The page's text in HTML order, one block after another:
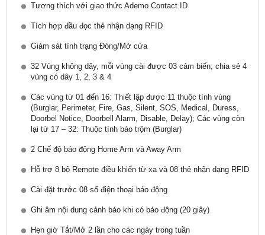
Tương thích với giao thức Ademo Contact ID
Tích hợp đầu đọc thẻ nhận dạng RFID
Giám sát tình trạng Đóng/Mở cửa
32 Vùng không dây, mỗi vùng cài được 03 cảm biến; chia sẻ 4
vùng có dây 1, 2, 3 & 4
Các vùng từ 01 đến 16: Thiết lập được 11 thuộc tính vùng
(Burglar, Perimeter, Fire, Gas, Silent, SOS, Medical, Duress,
Doorbel Notice, Doorbell Alarm, Disable, Delay); Các vùng còn
lại từ 17 – 32: Thuộc tính báo trộm (Burglar)
2 Chế độ báo động Home Arm và Away Arm
Hỗ trợ 8 bộ Remote điều khiển từ xa và 08 thẻ nhận dạng RFID
Cài đặt trước 08 số điện thoại báo động
Ghi âm nội dung cảnh báo khi có báo động (20 giây)
Hẹn giờ Tắt/Mở 2 lần cho các ngày trong tuần